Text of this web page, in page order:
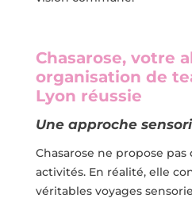
Chasarose, votre
organisation de
Lyon réussie
Une approche
Chasarose ne propose pas
activités. En réalité, elle
véritables voyages